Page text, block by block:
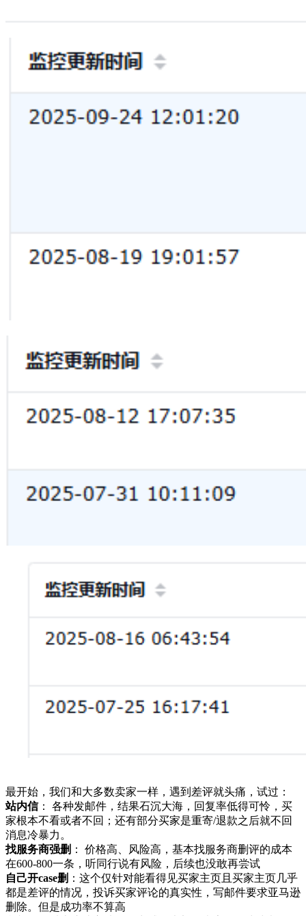
最开始，我们和大多数卖家一样，遇到差评就头痛，试过：
站内信： 各种发邮件，结果石沉大海，回复率低得可怜，买
家根本不看或者不回；还有部分买家是重寄/退款之后就不回
消息冷暴力。
找服务商强删 ： 价格高、风险高，基本找服务商删评的成本
在600-800一条，听同行说有风险，后续也没敢再尝试
自己开case删 ：这个仅针对能看得见买家主页且买家主页几乎
都是差评的情况，投诉买家评论的真实性，写邮件要求亚马逊
删除。但是成功率不算高